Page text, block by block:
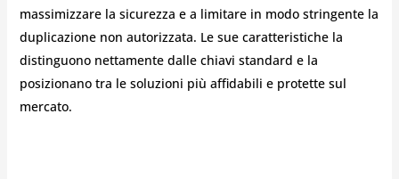
massimizzare la sicurezza e a limitare in modo stringente la
duplicazione non autorizzata. Le sue caratteristiche la
distinguono nettamente dalle chiavi standard e la
posizionano tra le soluzioni più affidabili e protette sul
mercato.